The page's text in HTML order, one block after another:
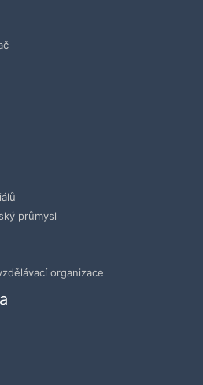
průmysl
organizace